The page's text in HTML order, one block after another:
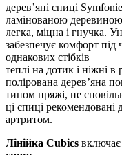
дерев’яні спиці
ламінованою
легка, міцна і гнучка.
забезпечує комфорт
однакових стібків
теплі на дотик і ніжні в
полірована дерев’яна
типом пряжі, не
ці спиці рекомендовані
артритом.
Лінійка Cubics включає